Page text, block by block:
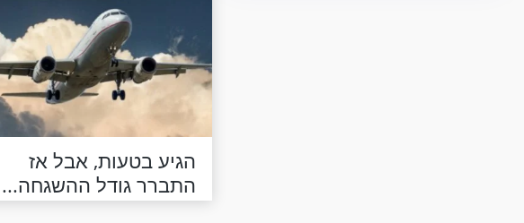
הגיע בטעות, אבל אז
התברר גודל ההשגחה...